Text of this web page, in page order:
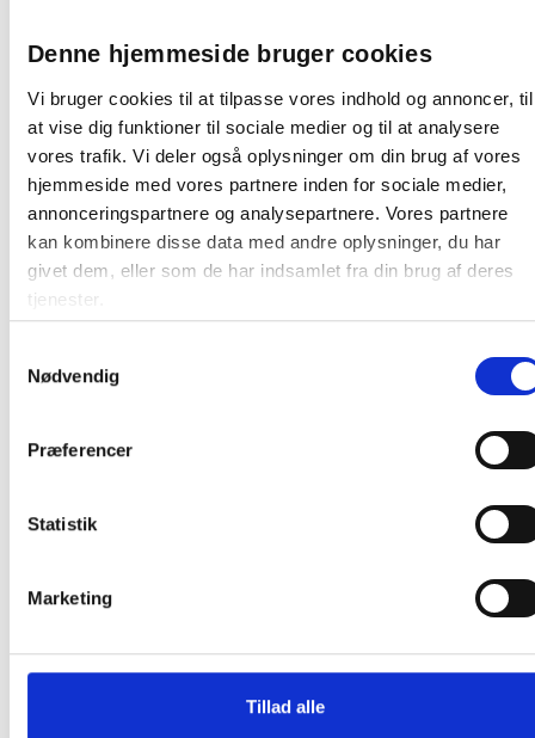
Denne hjemmeside bruger cookies
Vi bruger cookies til at tilpasse vores indhold og annoncer, til
at vise dig funktioner til sociale medier og til at analysere
vores trafik. Vi deler også oplysninger om din brug af vores
hjemmeside med vores partnere inden for sociale medier,
annonceringspartnere og analysepartnere. Vores partnere
kan kombinere disse data med andre oplysninger, du har
givet dem, eller som de har indsamlet fra din brug af deres
tjenester.
Nødvendig
Præferencer
Statistik
Marketing
Tillad alle
Flergangs anvendelse
Farve: klar
Disse poser kan med fordel anvendes sammen med
produkter fra kategorienemballageog opbevaringtil
strukturering af små varer og fødevarer.
Farve:
Plast LDPE - Low Density
Oprindelsesland: